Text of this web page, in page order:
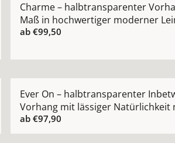
Charme – halbtransparenter
Maß in hochwertiger moderner
ab€99,50
Ever On – halbtransparenter
Vorhang mit lässiger Natürlichkeit
ab€97,90